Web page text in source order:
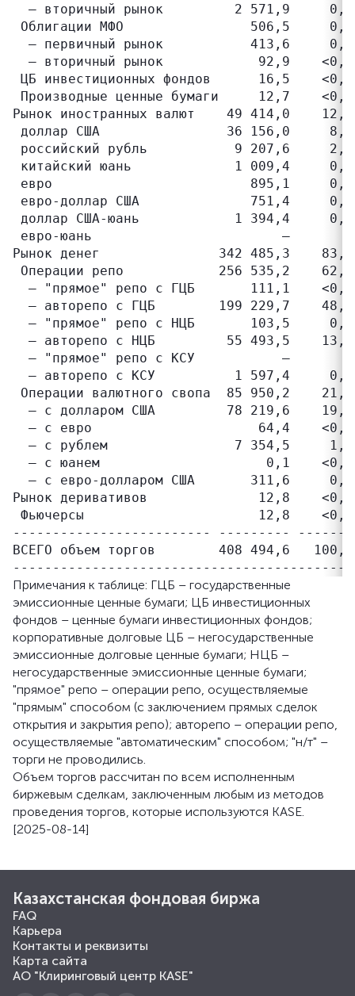
– вторичный рынок         2 571,9
Облигации МФО                506,5
– первичный рынок           413,6
– вторичный рынок            92,9
ЦБ инвестиционных фондов      16,5
Производные ценные бумаги     12,7
Рынок иностранных валют    49 414,0
доллар США                36 156,0
российский рубль           9 207,6
китайский юань             1 009,4
евро                         895,1     0,2
евро-доллар США              751,4
доллар США-юань            1 394,4
евро-юань                        –       –
Рынок денег               342 485,3
Операции репо            256 535,2
– "прямое" репо c ГЦБ       111,1
– авторепо c ГЦБ        199 229,7
– "прямое" репо c НЦБ       103,5
– авторепо c НЦБ         55 493,5
– "прямое" репо c КСУ           –
– авторепо c КСУ          1 597,4
Операции валютного свопа  85 950,2
– с долларом США         78 219,6
– с евро                     64,4
– с рублем                7 354,5
– с юанем                     0,1
– с евро-долларом США       311,6
Рынок деривативов              12,8
Фьючерсы                      12,8    <0,1
------------------------- ---------
ВСЕГО объем торгов        408 494,6
Примечания к таблице: ГЦБ – государственные
эмиссионные ценные бумаги; ЦБ инвестиционных
фондов – ценные бумаги инвестиционных фондов;
корпоративные долговые ЦБ – негосударственные
эмиссионные долговые ценные бумаги; НЦБ –
негосударственные эмиссионные ценные бумаги;
"прямое" репо – операции репо, осуществляемые
"прямым" способом (с заключением прямых сделок
открытия и закрытия репо); авторепо – операции репо,
осуществляемые "автоматическим" способом; "н/т" –
торги не проводились.
Объем торгов рассчитан по всем исполненным
биржевым сделкам, заключенным любым из методов
проведения торгов, которые используются KASE.
[2025-08-14]
Казахстанская фондовая биржа
FAQ
Карьера
Контакты и реквизиты
Карта сайта
АО "Клиринговый центр KASE"